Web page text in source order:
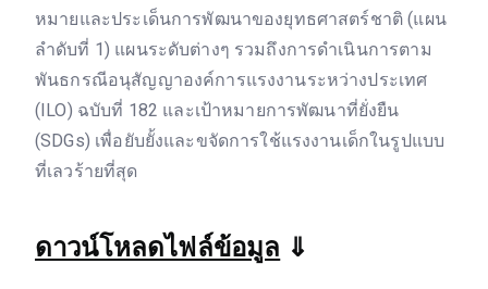
หมายและประเด็นการพัฒนาของยุทธศาสตร์ชาติ (แผน
ลำดับที่ 1) แผนระดับต่างๆ รวมถึงการดำเนินการตาม
พันธกรณีอนุสัญญาองค์การแรงงานระหว่างประเทศ
(ILO) ฉบับที่ 182 และเป้าหมายการพัฒนาที่ยั่งยืน
(SDGs) เพื่อยับยั้งและขจัดการใช้แรงงานเด็กในรูปแบบ
ที่เลวร้ายที่สุด
ดาวน์โหลดไฟล์ข้อมูล ⇓